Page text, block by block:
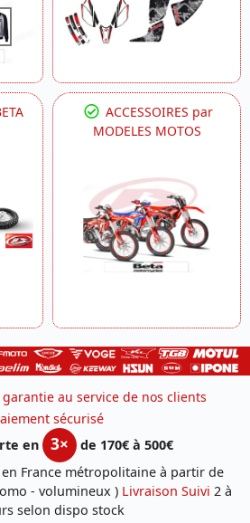
ACCESSOIRES par
MODELES MOTOS
garantie au service de nos clients
sécurisé
en
3×
de 170€ à 500€
en France métropolitaine à partir de
- volumineux ) Livraison Suivi 2 à
selon dispo stock